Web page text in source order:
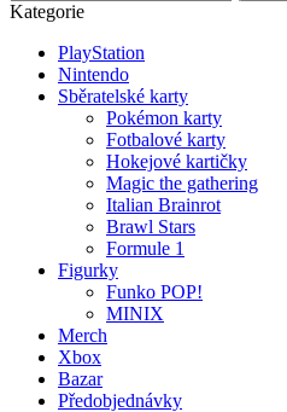
Kategorie
PlayStation
Nintendo
Sběratelské karty
Pokémon karty
Fotbalové karty
Hokejové kartičky
Magic the gathering
Italian Brainrot
Brawl Stars
Formule 1
Figurky
Funko POP!
MINIX
Merch
Xbox
Bazar
Předobjednávky